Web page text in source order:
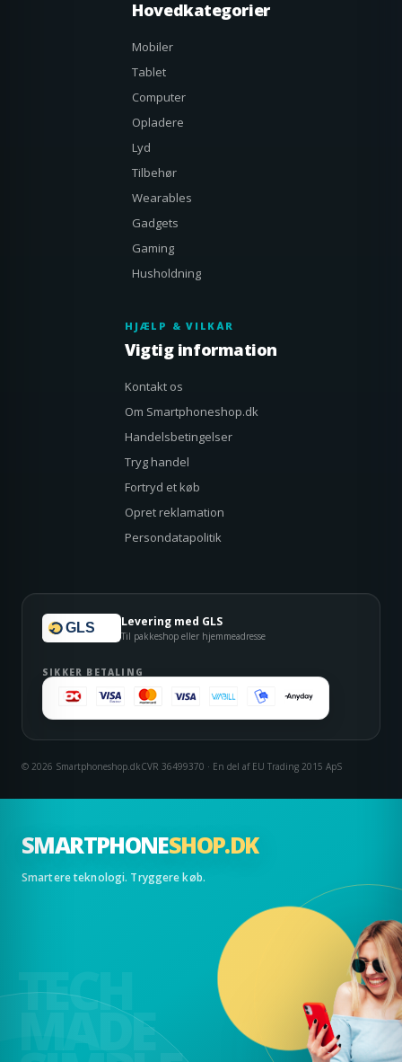
SMARTPHONESHOP.DK
Smartere teknologi. Tryggere køb.
TECH
MADE
Hovedkategorier
Mobiler
Tablet
Computer
Opladere
Lyd
Tilbehør
Wearables
Gadgets
Gaming
Husholdning
HJÆLP & VILKÅR
Vigtig information
Kontakt os
Om Smartphoneshop.dk
Handelsbetingelser
Tryg handel
Fortryd et køb
Opret reklamation
Persondatapolitik
GLS Levering med GLS
Til pakkeshop eller hjemmeadresse
SIKKER BETALING
© 2026 Smartphoneshop.dkCVR 36499370 · En del af EU Trading 2015 ApS